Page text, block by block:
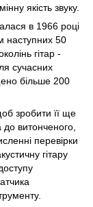
якість звуку.
в 1966 році
наступних 50
гітар -
сучасних
більше 200
зробити її ще
витонченого,
перевірки
гітару